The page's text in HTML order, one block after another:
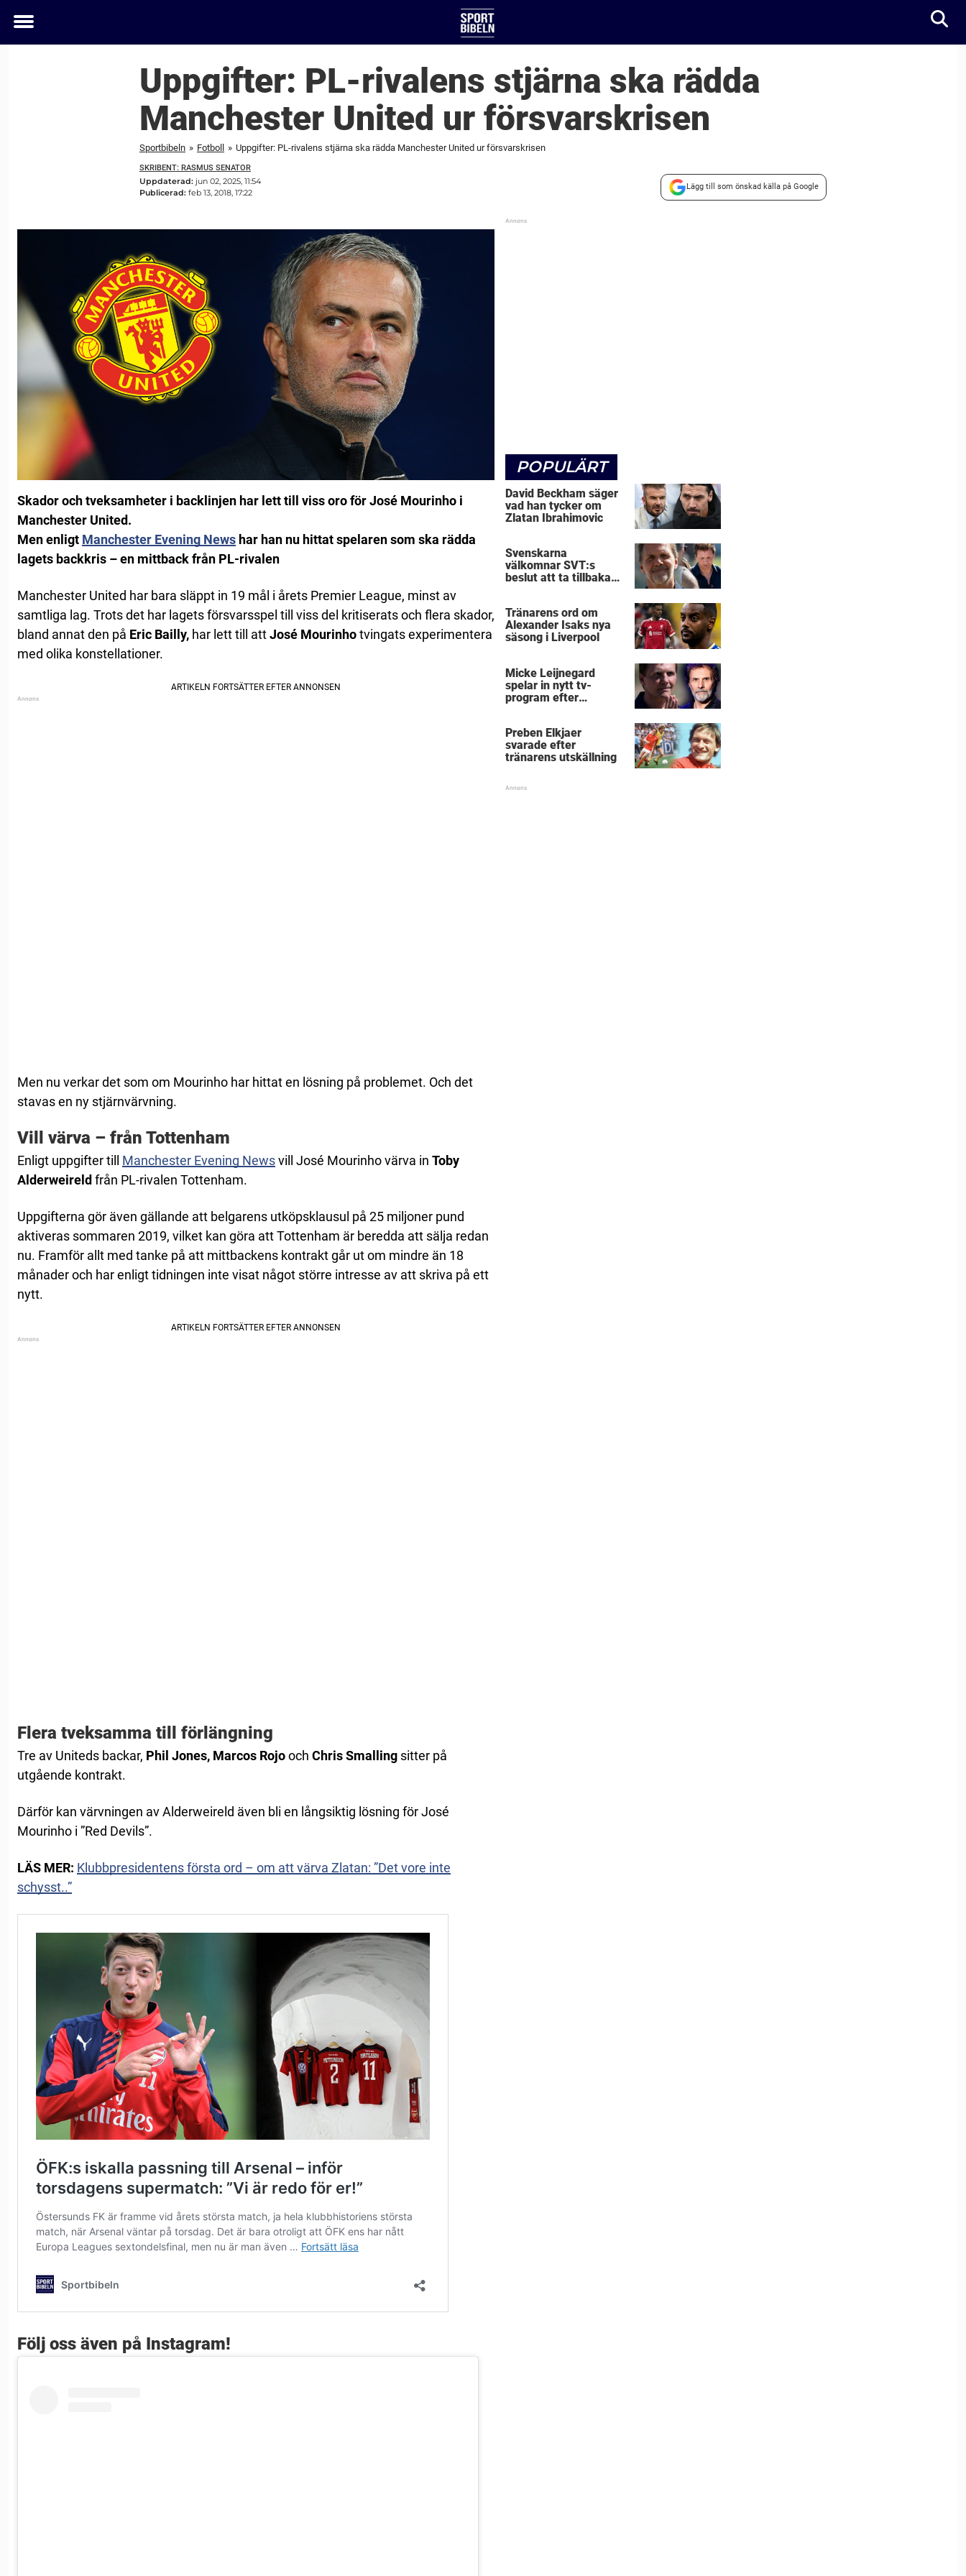
Toggle
Uppgifter: PL-rivalens stjärna ska rädda
Manchester United ur försvarskrisen
Sportbibeln » Fotboll » Uppgifter: PL-rivalens stjärna ska rädda Manchester United ur försvarskrisen
SKRIBENT: RASMUS SENATOR
Uppdaterad: jun 02, 2025, 11:54
Publicerad: feb 13, 2018, 17:22
Lägg till som önskad källa på Google
Skador och tveksamheter i backlinjen har lett till viss oro för José Mourinho i
Manchester United.
Men enligt Manchester Evening News har han nu hittat spelaren som ska rädda
lagets backkris – en mittback från PL-rivalen
Manchester United har bara släppt in 19 mål i årets Premier League, minst av
samtliga lag. Trots det har lagets försvarsspel till viss del kritiserats och flera skador,
bland annat den på Eric Bailly, har lett till attJosé Mourinhotvingats experimentera
med olika konstellationer.
Men nu verkar det som om Mourinho har hittat en lösning på problemet. Och det
stavas en ny stjärnvärvning.
Vill värva – från Tottenham
Enligt uppgifter till Manchester Evening Newsvill José Mourinho värva in Toby
Alderweireldfrån PL-rivalen Tottenham.
Uppgifterna gör även gällande att belgarens utköpsklausul på 25 miljoner pund
aktiveras sommaren 2019, vilket kan göra att Tottenham är beredda att sälja redan
nu. Framför allt med tanke på att mittbackens kontrakt går ut om mindre än 18
månader och har enligt tidningen inte visat något större intresse av att skriva på ett
nytt.
Flera tveksamma till förlängning
Tre av Uniteds backar, Phil Jones, Marcos Rojooch Chris Smalling sitter på
utgående kontrakt.
Därför kan värvningen av Alderweireld även bli en långsiktig lösning för José
Mourinho i ”Red Devils”.
LÄS MER: Klubbpresidentens första ord – om att värva Zlatan: ”Det vore inte
schysst..”
Följ oss även på Instagram!
POPULÄRT
David Beckham säger
vad han tycker om
Zlatan Ibrahimovic
Svenskarna
välkomnar SVT:s
beslut att ta tillbaka
Tränarens ord om
Alexander Isaks nya
säsong i Liverpool
Micke Leijnegard
spelar in nytt tv-
program efter
Preben Elkjaer
svarade efter
tränarens utskällning